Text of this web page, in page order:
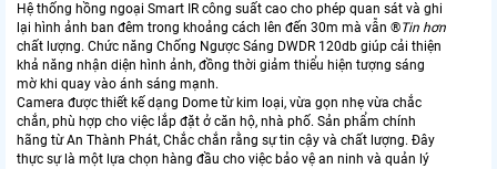
Hệ thống hồng ngoại Smart IR công suất cao cho phép quan sát và ghi
lại hình ảnh ban đêm trong khoảng cách lên đến 30m mà vẫn ®️Tin hơn
chất lượng. Chức năng Chống Ngược Sáng DWDR 120db giúp cải thiện
khả năng nhận diện hình ảnh, đồng thời giảm thiểu hiện tượng sáng
mờ khi quay vào ánh sáng mạnh.
Camera được thiết kế dạng Dome từ kim loại, vừa gọn nhẹ vừa chắc
chắn, phù hợp cho việc lắp đặt ở căn hộ, nhà phố. Sản phẩm chính
hãng từ An Thành Phát, Chắc chắn rằng sự tin cậy và chất lượng. Đây
thực sự là một lựa chọn hàng đầu cho việc bảo vệ an ninh và quản lý